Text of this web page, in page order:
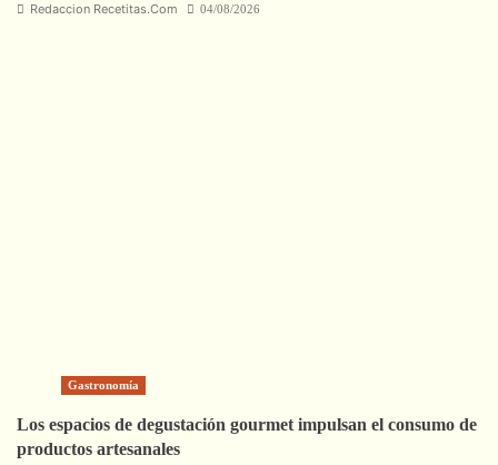
Redaccion Recetitas.Com 04/08/2026
Gastronomía
Los espacios de degustación gourmet impulsan el consumo de
productos artesanales